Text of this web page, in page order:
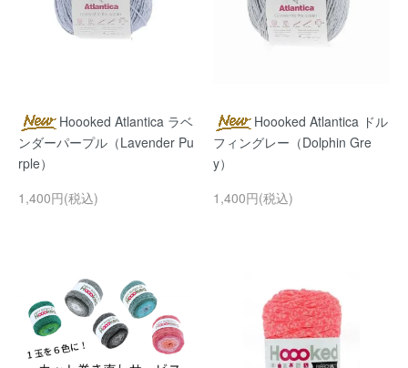
Hoooked Atlantica ラベ
ンダーパープル（Lavender Pu
rple）
1,400円(税込)
Hoooked Atlantica ドル
フィングレー（Dolphin Gre
y）
1,400円(税込)